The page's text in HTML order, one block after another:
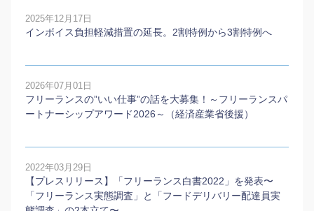
2025年12月17日
インボイス負担軽減措置の延長。2割特例から3割特例へ
2026年07月01日
フリーランスの”いい仕事”の話を大募集！～フリーランスパ
ートナーシップアワード2026～（経済産業省後援）
2022年03月29日
【プレスリリース】「フリーランス白書2022」を発表〜
「フリーランス実態調査」と「フードデリバリー配達員実